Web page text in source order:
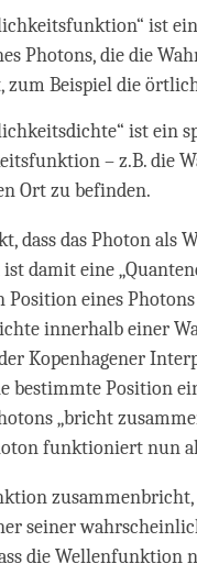
ist
Photons, die die
zum Beispiel die
ist ein
– z.B. die
Ort zu befinden.
dass das Photon als
damit eine
eines
innerhalb einer
Kopenhagener
bestimmte Position
„bricht
funktioniert nun
seiner
die Wellenfunktion